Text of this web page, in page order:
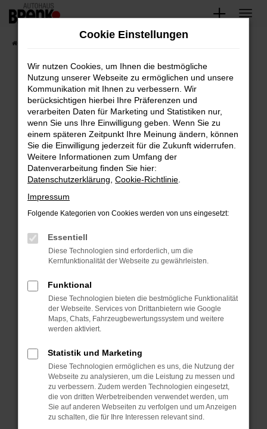
Zum
springen
Unsere Fahrzeuge
Fehler: Network Error
Beim Laden ist ein Fehler aufgetreten.
Hier sind ein paar Tipps, die dir helfen können:
Überprüfe deine Firewall und deine
Internetverbindung.
Laden andere Webseiten, zum Beispiel deine
Suchmaschine?
Prüfe deine Browsererweiterungen.
können das Laden bestimmter Seiten
verhindern. Funktioniert die Seite in einem
anderen Browser oder in einem privaten
Starte dein Gerät neu.
Das kann manchmal helfen, vorübergehende
Probleme zu beheben.
Betriebssystem auf dem neuesten Stand
sind.
Veraltete Software birgt nicht nur ein
Sicherheitsrisiko, sondern kann auch dazu
führen, dass bestimmte Funktionen nicht mehr
unterstützt werden.
Cookie Einstellungen
Wir nutzen Cookies, um Ihnen die bestmögliche
Nutzung unserer Webseite zu ermöglichen und unsere
Kommunikation mit Ihnen zu verbessern. Wir
berücksichtigen hierbei Ihre Präferenzen und
verarbeiten Daten für Marketing und Statistiken nur,
wenn Sie uns Ihre Einwilligung geben. Wenn Sie zu
einem späteren Zeitpunkt Ihre Meinung ändern, können
Sie die Einwilligung jederzeit für die Zukunft widerrufen.
Weitere Informationen zum Umfang der
Datenverarbeitung finden Sie hier:
Datenschutzerklärung Cookie-Richtlinie
Impressum
Folgende Kategorien von Cookies werden von uns eingesetzt:
Essentiell
Diese Technologien sind erforderlich, um die
Kernfunktionalität der Webseite zu gewährleisten.
Funktional
Diese Technologien bieten die bestmögliche Funktionalität
der Webseite. Services von Drittanbietern wie Google
Maps, Chats, Fahrzeugbewertungssystem und weitere
werden aktiviert.
Statistik und Marketing
Diese Technologien ermöglichen es uns, die Nutzung der
Webseite zu analysieren, um die Leistung zu messen und
zu verbessern. Zudem werden Technologien eingesetzt,
die von dritten Werbetreibenden verwendet werden, um
Sie auf anderen Webseiten zu verfolgen und um Anzeigen
zu schalten, die für Ihre Interessen relevant sind.